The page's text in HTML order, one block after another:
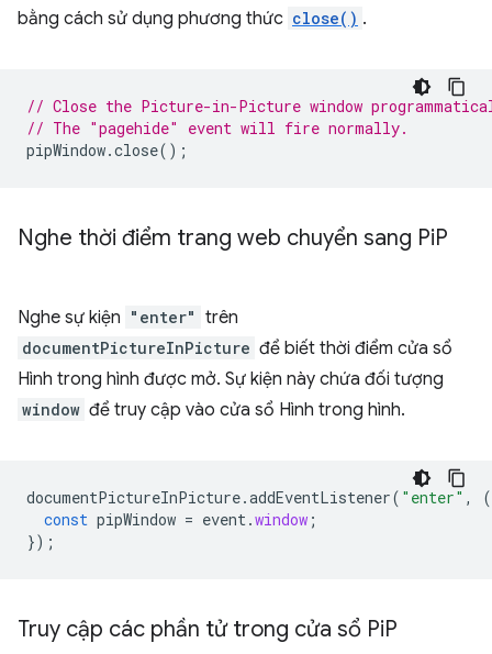
bằng cách sử dụng phương thức close() .
// Close the Picture-in-Picture window
// The "pagehide" event will fire normally.
pipWindow.close();
Nghe thời điểm trang web chuyển sang PiP
Nghe sự kiện "enter" trên
documentPictureInPicture để biết thời điểm cửa sổ
Hình trong hình được mở. Sự kiện này chứa đối tượng
window để truy cập vào cửa sổ Hình trong hình.
documentPictureInPicture.addEventListener( "enter" ,
(
const pipWindow = event .window ;
});
Truy cập các phần tử trong cửa sổ PiP